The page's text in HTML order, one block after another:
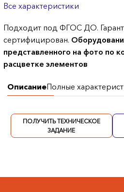
Все характеристики
Подходит под ФГОС ДО.
сертифицирован.
представленного на фото по
расцветке элементов
ОписаниеПолные
ПОЛУЧИТЬ ТЕХНИЧЕСКОЕ
ЗАДАНИЕ